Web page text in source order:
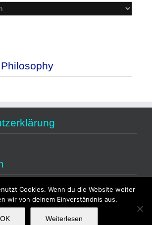
Alexandra Fischer | All Rights Reserved
Cookies. Wenn du die Website weiter
wir von deinem Einverständnis aus.
OK Weiterlesen